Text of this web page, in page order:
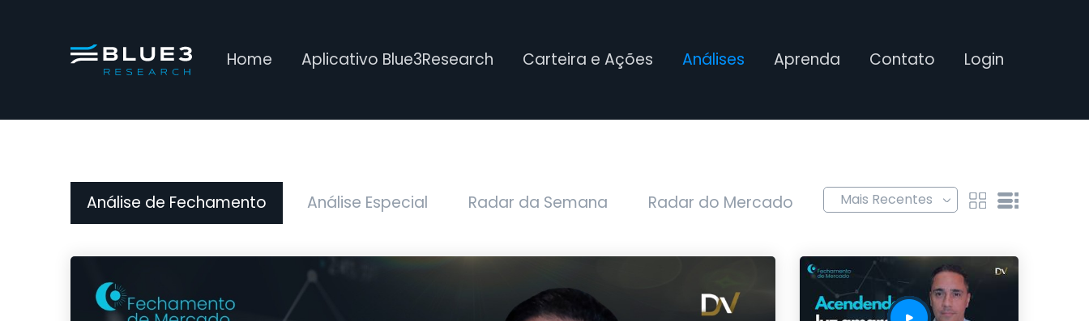
Home Aplicativo Blue3Research Carteira e Ações Análises Aprenda Contato Login
Análise de Fechamento Análise Especial Radar da Semana Radar do Mercado